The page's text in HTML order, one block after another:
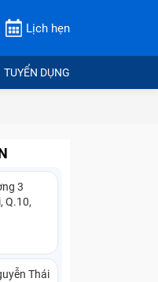
Lịch hẹn
TUYỂN DỤNG
3
Q.10,
Thái